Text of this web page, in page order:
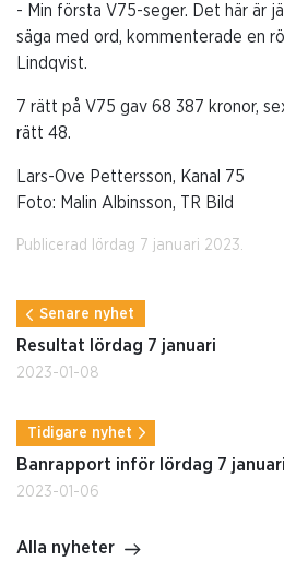
- Min första V75-seger. Det här är
säga med ord, kommenterade en
Lindqvist.
7 rätt på V75 gav 68 387 kronor,
rätt 48.
Lars-Ove Pettersson, Kanal 75
Foto: Malin Albinsson, TR Bild
Publicerad lördag 7 januari 2023.
Senare nyhet
Resultat lördag 7 januari
2023-01-08
Tidigare nyhet
Banrapport inför lördag 7 januari
2023-01-06
Alla nyheter